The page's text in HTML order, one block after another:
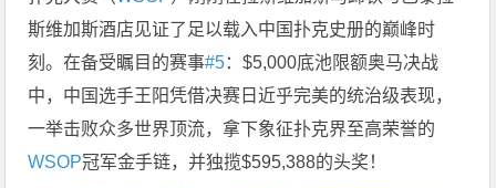
斯维加斯酒店见证了足以载入中国扑克史册的巅峰时
刻。在备受瞩目的赛事#5：$5,000底池限额奥马决战
中，中国选手王阳凭借决赛日近乎完美的统治级表现，
一举击败众多世界顶流，拿下象征扑克界至高荣誉的
WSOP冠军金手链，并独揽$595,388的头奖！